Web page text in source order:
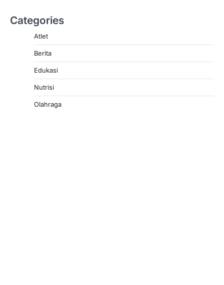
Categories
Atlet
Berita
Edukasi
Nutrisi
Olahraga